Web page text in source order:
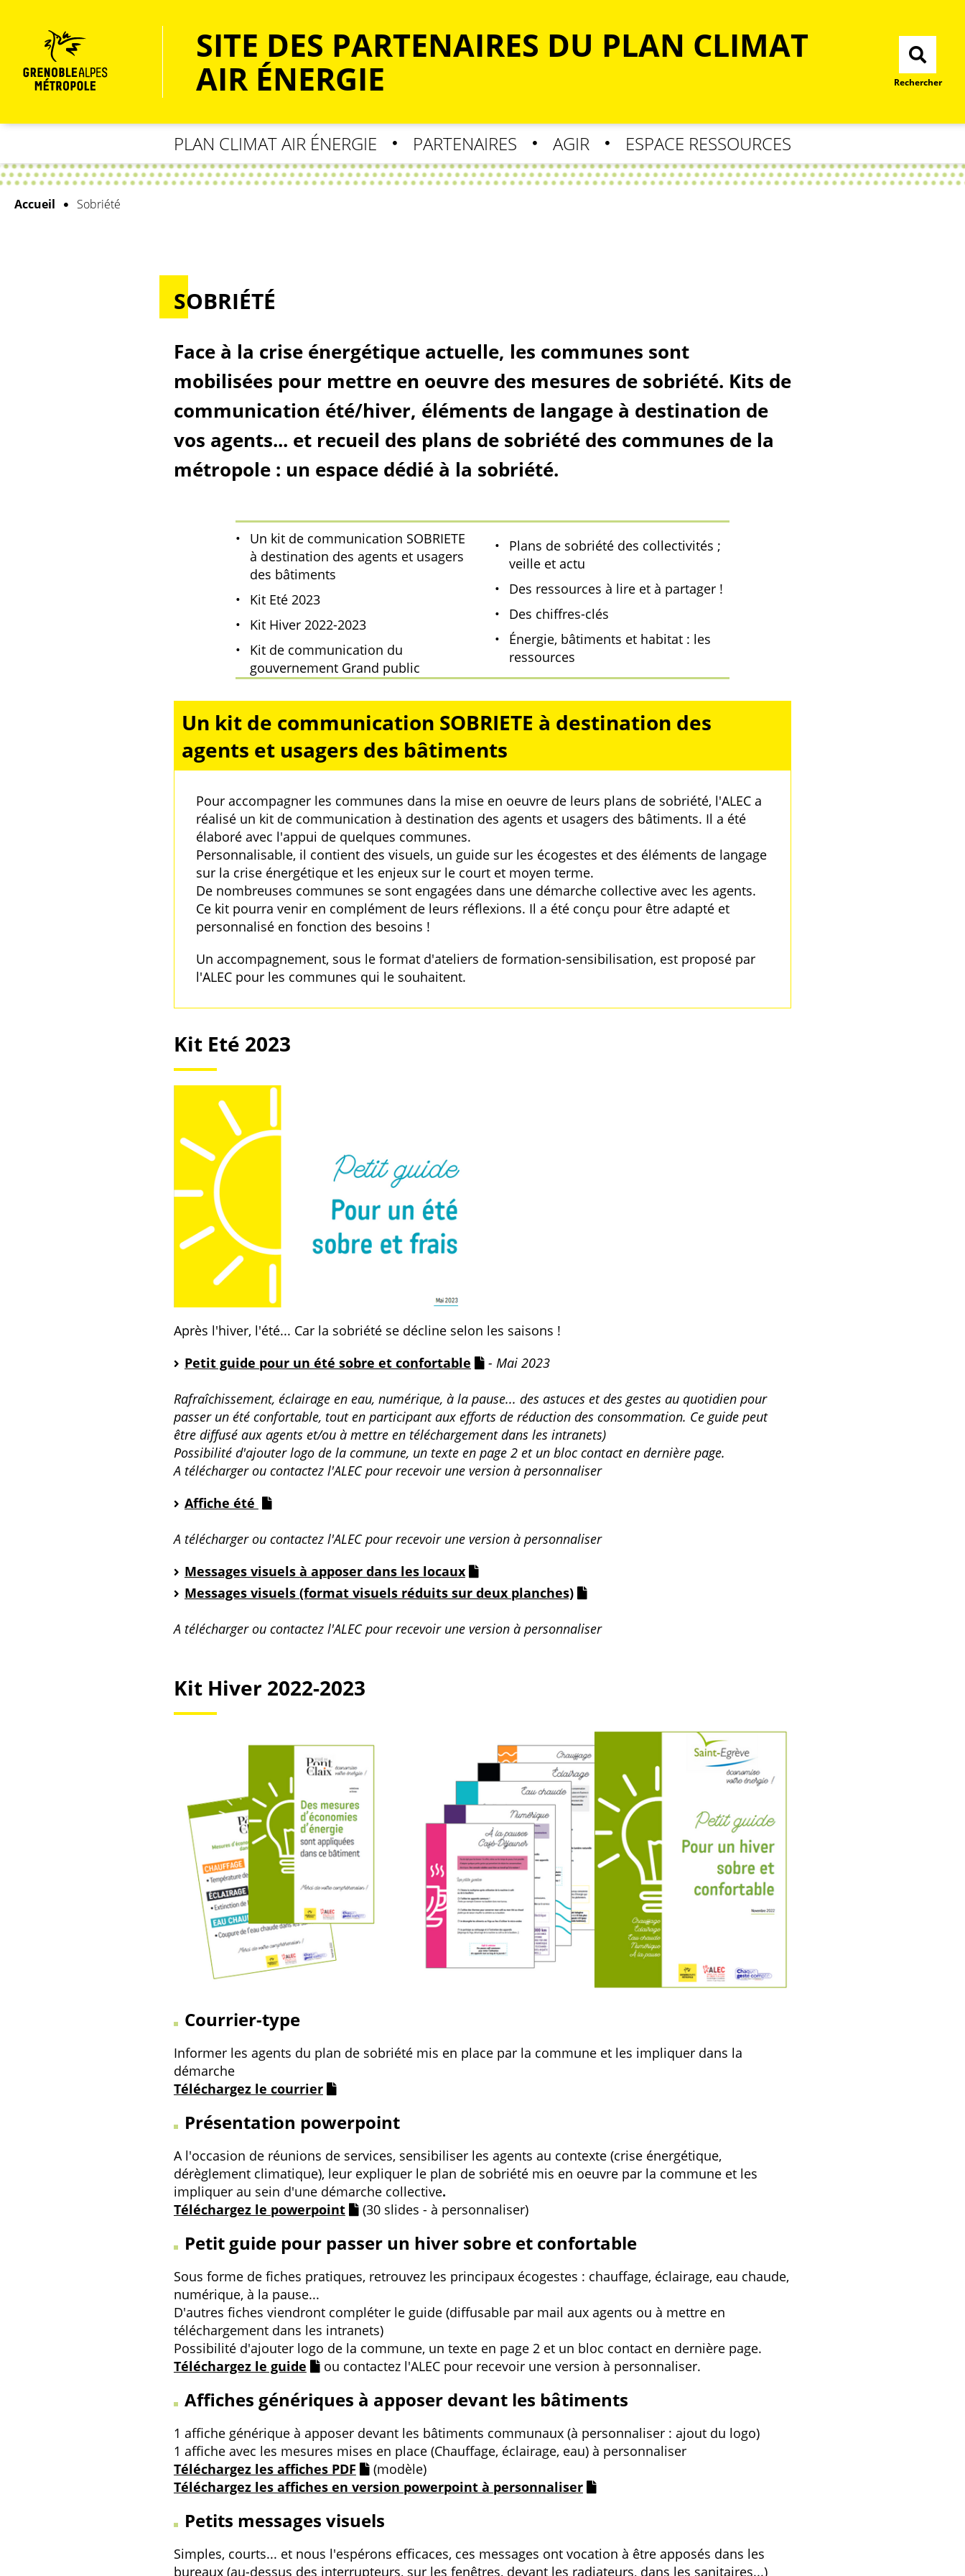
SITE DES PARTENAIRES DU PLAN CLIMAT
AIR ÉNERGIE Rechercher
PLAN CLIMAT AIR ÉNERGIE PARTENAIRES AGIR ESPACE RESSOURCES
Accueil Sobriété
SOBRIÉTÉ
Face à la crise énergétique actuelle, les communes sont
mobilisées pour mettre en oeuvre des mesures de sobriété. Kits de
communication été/hiver, éléments de langage à destination de
vos agents... et recueil des plans de sobriété des communes de la
métropole : un espace dédié à la sobriété.
Un kit de communication SOBRIETE
à destination des agents et usagers
des bâtiments
Kit Eté 2023
Kit Hiver 2022-2023
Kit de communication du
gouvernement Grand public
Plans de sobriété des collectivités ;
veille et actu
Des ressources à lire et à partager !
Des chiffres-clés
Énergie, bâtiments et habitat : les
ressources
Un kit de communication SOBRIETE à destination des
agents et usagers des bâtiments
Pour accompagner les communes dans la mise en oeuvre de leurs plans de sobriété, l'ALEC a
réalisé un kit de communication à destination des agents et usagers des bâtiments. Il a été
élaboré avec l'appui de quelques communes.
Personnalisable, il contient des visuels, un guide sur les écogestes et des éléments de langage
sur la crise énergétique et les enjeux sur le court et moyen terme.
De nombreuses communes se sont engagées dans une démarche collective avec les agents.
Ce kit pourra venir en complément de leurs réflexions. Il a été conçu pour être adapté et
personnalisé en fonction des besoins !
Un accompagnement, sous le format d'ateliers de formation-sensibilisation, est proposé par
l'ALEC pour les communes qui le souhaitent.
Kit Eté 2023
Après l'hiver, l'été... Car la sobriété se décline selon les saisons !
Petit guide pour un été sobre et confortable
- Mai 2023
Rafraîchissement, éclairage en eau, numérique, à la pause... des astuces et des gestes au quotidien pour
passer un été confortable, tout en participant aux efforts de réduction des consommation. Ce guide peut
être diffusé aux agents et/ou à mettre en téléchargement dans les intranets)
Possibilité d'ajouter logo de la commune, un texte en page 2 et un bloc contact en dernière page.
A télécharger ou contactez l'ALEC pour recevoir une version à personnaliser
Affiche été
A télécharger ou contactez l'ALEC pour recevoir une version à personnaliser
Messages visuels à apposer dans les locaux
Messages visuels (format visuels réduits sur deux planches)
A télécharger ou contactez l'ALEC pour recevoir une version à personnaliser
Kit Hiver 2022-2023
Courrier-type
Informer les agents du plan de sobriété mis en place par la commune et les impliquer dans la
démarche
Téléchargez le courrier
Présentation powerpoint
A l'occasion de réunions de services, sensibiliser les agents au contexte (crise énergétique,
dérèglement climatique), leur expliquer le plan de sobriété mis en oeuvre par la commune et les
impliquer au sein d'une démarche collective.
Téléchargez le powerpoint
(30 slides - à personnaliser)
Petit guide pour passer un hiver sobre et confortable
Sous forme de fiches pratiques, retrouvez les principaux écogestes : chauffage, éclairage, eau chaude,
numérique, à la pause...
D'autres fiches viendront compléter le guide (diffusable par mail aux agents ou à mettre en
téléchargement dans les intranets)
Possibilité d'ajouter logo de la commune, un texte en page 2 et un bloc contact en dernière page.
Téléchargez le guide
ou contactez l'ALEC pour recevoir une version à personnaliser.
Affiches génériques à apposer devant les bâtiments
1 affiche générique à apposer devant les bâtiments communaux (à personnaliser : ajout du logo)
1 affiche avec les mesures mises en place (Chauffage, éclairage, eau) à personnaliser
Téléchargez les affiches PDF
(modèle)
Téléchargez les affiches en version powerpoint à personnaliser
Petits messages visuels
Simples, courts... et nous l'espérons efficaces, ces messages ont vocation à être apposés dans les
bureaux (au-dessus des interrupteurs, sur les fenêtres, devant les radiateurs, dans les sanitaires...)